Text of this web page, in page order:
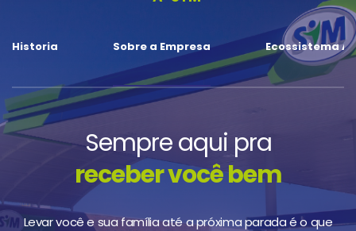
Historia Sobre a Empresa Ecossistema
Sempre aqui pra
receber você bem
Levar você e sua família até a próxima parada é o que